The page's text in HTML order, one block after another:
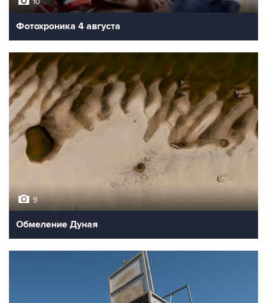
10
Фотохроника 4 августа
9
Обмеление Дуная